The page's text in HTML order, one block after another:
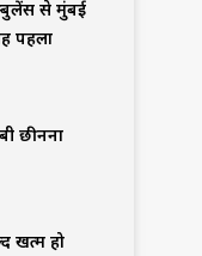
से मुंबई
पहला
छीनना
खत्म हो